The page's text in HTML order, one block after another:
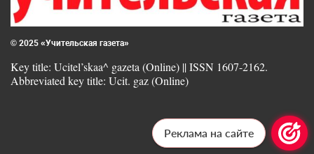
© 2025 «Учительская газета»
Key title: Ucitel’skaa^ gazeta (Online) || ISSN 1607-2162.
Abbreviated key title: Ucit. gaz (Online)
Реклама на сайте